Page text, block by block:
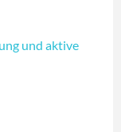
und aktive